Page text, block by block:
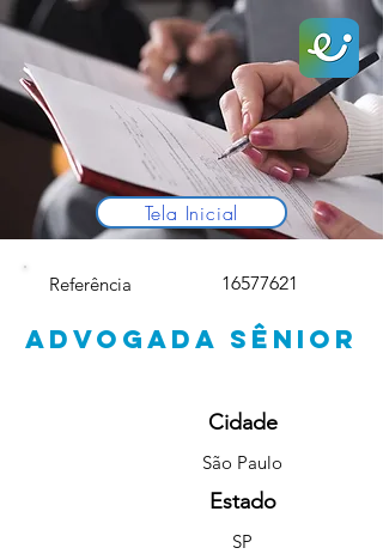
Tela Inicial
Referência 16577621
ADVOGADA SÊNIOR
Cidade
São Paulo
Estado
SP